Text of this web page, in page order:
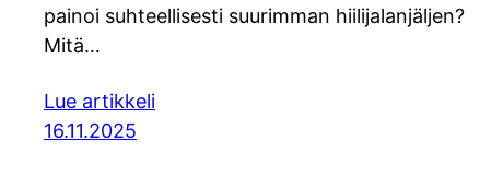
painoi suhteellisesti suurimman hiilijalanjäljen?
Mitä…
Lue artikkeli
16.11.2025